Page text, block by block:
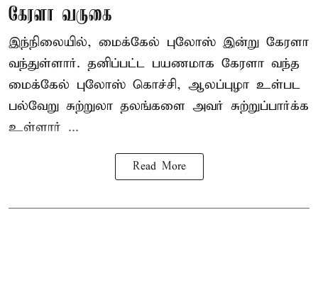
கேரளா வருகை
இந்நிலையில், மைக்கேல் புலோஸ் இன்று கேரளா
வந்துள்ளார். தனிப்பட்ட பயணமாக கேரளா வந்த
மைக்கேல் புலோஸ் கொச்சி, ஆலப்புழா உள்பட
பல்வேறு சுற்றுலா தலங்களை அவர் சுற்றுப்பார்க்க
உள்ளார் ...
Read More